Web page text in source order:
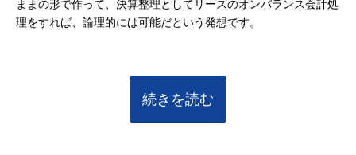
ままの形で作って、決算整理としてリースのオンバランス会計処
理をすれば、論理的には可能だという発想です。
続きを読む